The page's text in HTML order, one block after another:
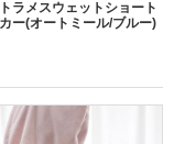
ラメスウェットショート
ー(オートミール/ブルー)